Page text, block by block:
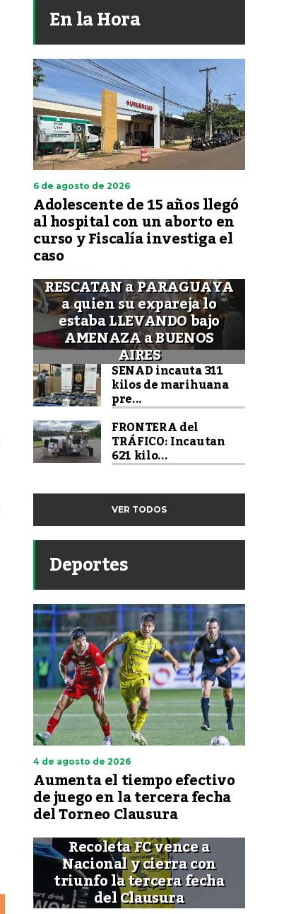
En la Hora
6 de agosto de 2026
Adolescente de 15 años llegó
al hospital con un aborto en
curso y Fiscalía investiga el
caso
RESCATAN a PARAGUAYA
a quien su expareja lo
estaba LLEVANDO bajo
AMENAZA a BUENOS
AIRES
SENAD incauta 311
kilos de marihuana
pre...
FRONTERA del
TRÁFICO: Incautan
621 kilo...
VER TODOS
Deportes
4 de agosto de 2026
Aumenta el tiempo efectivo
de juego en la tercera fecha
del Torneo Clausura
Recoleta FC vence a
Nacional y cierra con
triunfo la tercera fecha
del Clausura